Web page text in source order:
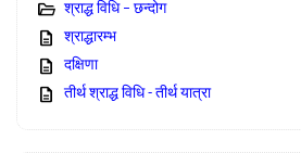
श्राद्ध विधि – छन्दोग
श्राद्धारम्भ
दक्षिणा
तीर्थ श्राद्ध विधि - तीर्थ यात्रा